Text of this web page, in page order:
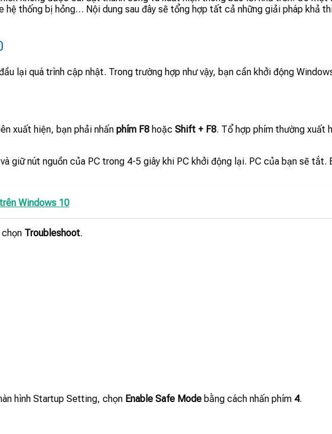
thống bị hỏng… Nội dung sau đây sẽ tổng hợp tất cả những giải pháp khả
lại quá trình cập nhật. Trong trường hợp như vậy, bạn cần khởi động
xuất hiện, bạn phải nhấn phím F8 hoặc Shift + F8. Tổ hợp phím thường xuất
giữ nút nguồn của PC trong 4-5 giây khi PC khởi động lại. PC của bạn sẽ tắt.
Windows 10
Troubleshoot.
hình Startup Setting, chọn Enable Safe Mode bằng cách nhấn phím 4.